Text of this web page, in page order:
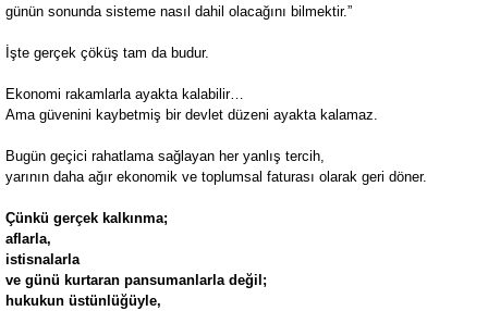
günün sonunda sisteme nasıl dahil olacağını bilmektir.”
İşte gerçek çöküş tam da budur.
Ekonomi rakamlarla ayakta kalabilir…
Ama güvenini kaybetmiş bir devlet düzeni ayakta kalamaz.
Bugün geçici rahatlama sağlayan her yanlış tercih,
yarının daha ağır ekonomik ve toplumsal faturası olarak geri döner.
Çünkü gerçek kalkınma;
aflarla,
istisnalarla
ve günü kurtaran pansumanlarla değil;
hukukun üstünlüğüyle,